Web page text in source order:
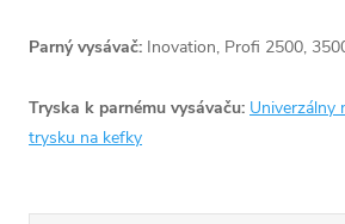
Parný vysávač: Inovation, Profi 2500,
Tryska k parnému vysávaču: Univerzálny
trysku na kefky